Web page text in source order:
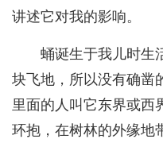
讲述它对我的影响。
蛹诞生于我儿时生
块飞地，所以没有确凿
里面的人叫它东界或西
环抱，在树林的外缘地